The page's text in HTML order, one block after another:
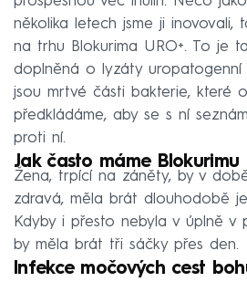
několika letech jsme ji inovovali,
na trhu Blokurima URO+. To je
doplněná o lyzáty uropatogenní
jsou mrtvé části bakterie, které
předkládáme, aby se s ní
proti ní.
Jak často máme Blokurimu
Žena, trpící na záněty, by v
zdravá, měla brát dlouhodobě
Kdyby i přesto nebyla v úplně v
by měla brát tři sáčky přes den.
Infekce močových cest